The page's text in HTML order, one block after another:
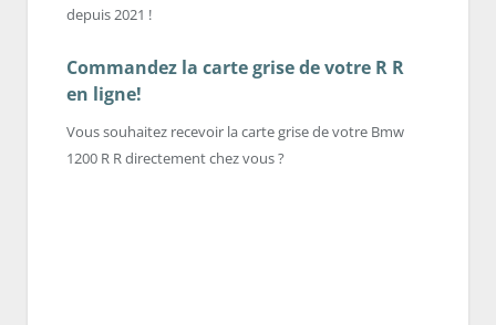
depuis 2021 !
Commandez la carte grise de votre R R
en ligne!
Vous souhaitez recevoir la carte grise de votre Bmw
1200 R R directement chez vous ?